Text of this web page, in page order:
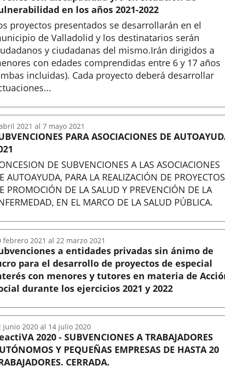
en los años 2021-2022
proyectos presentados se desarrollarán en el
de Valladolid y los destinatarios serán
y ciudadanas del mismo.Irán dirigidos a
con edades comprendidas entre 6 y 17 años
incluidas). Cada proyecto deberá desarrollar
PARA ASOCIACIONES DE
DE SUBVENCIONES A LAS ASOCIACIONES
AUTOAYUDA, PARA LA REALIZACIÓN DE PROYECTOS
PROMOCIÓN DE LA SALUD Y PREVENCIÓN DE LA
EN EL MARCO DE LA SALUD PÚBLICA.
2021 al 7 mayo 2021
a entidades privadas sin ánimo de
para el desarrollo de proyectos de especial
con menores y tutores en materia de
durante los ejercicios 2021 y 2022
febrero 2021 al 22 marzo 2021
2020 - SUBVENCIONES A TRABAJADORES
Y PEQUEÑAS EMPRESAS DE HASTA 20
CERRADA.
junio 2020 al 14 julio 2020